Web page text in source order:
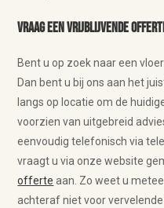
Vraag een vrijblijvende
Bent u op zoek naar een
Dan bent u bij ons aan het
langs op locatie om de
voorzien van uitgebreid
eenvoudig telefonisch via
vraagt u via onze website
offerte aan. Zo weet u
achteraf niet voor